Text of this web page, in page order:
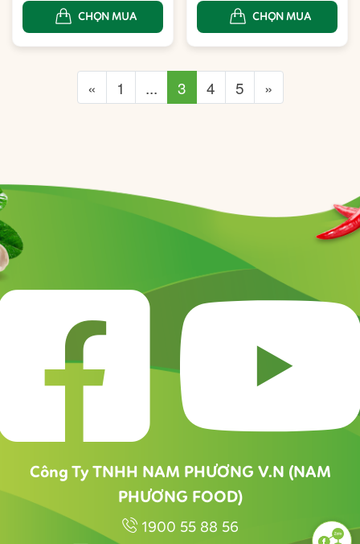
CHỌN MUA CHỌN MUA
« Previous
1 ... 3 4 5 »
Công Ty TNHH NAM PHƯƠNG V.N (NAM
PHƯƠNG FOOD)
1900 55 88 56